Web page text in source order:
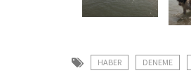
HABER DENEME